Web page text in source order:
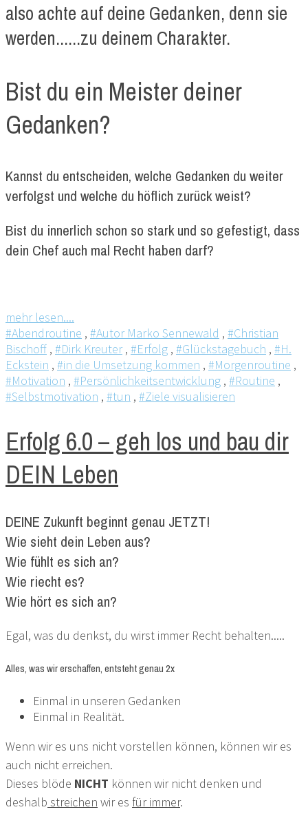
also achte auf deine Gedanken, denn sie
werden......zu deinem Charakter.
Bist du ein Meister deiner
Gedanken?
Kannst du entscheiden, welche Gedanken du weiter
verfolgst und welche du höflich zurück weist?
Bist du innerlich schon so stark und so gefestigt, dass
dein Chef auch mal Recht haben darf?
mehr lesen....
#Abendroutine , #Autor Marko Sennewald , #Christian
Bischoff , #Dirk Kreuter, #Erfolg , #Glückstagebuch , #H.
Eckstein , #in die Umsetzung kommen , #Morgenroutine ,
#Motivation , #Persönlichkeitsentwicklung , #Routine ,
#Selbstmotivation , #tun , #Ziele visualisieren
Erfolg 6.0 – geh los und bau dir
DEIN Leben
DEINE Zukunft beginnt genau JETZT!
Wie sieht dein Leben aus?
Wie fühlt es sich an?
Wie riecht es?
Wie hört es sich an?
Egal, was du denkst, du wirst immer Recht behalten.....
Alles, was wir erschaffen, entsteht genau 2x
Einmal in unseren Gedanken
Einmal in Realität.
Wenn wir es uns nicht vorstellen können, können wir es
auch nicht erreichen.
Dieses blöde NICHT können wir nicht denken und
deshalb streichen wir es für immer.